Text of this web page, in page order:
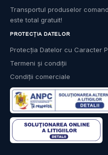
PROTECȚIA DATELOR
Protecția Datelor cu Caracter
Termeni și condiții
Condiții comerciale
Transportul produselor
este total gratuit!